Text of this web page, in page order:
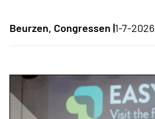
Beurzen, Congressen |1-7-2026